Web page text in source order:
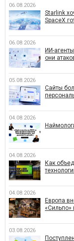
06.08.2026
Starlink
SpaceX
06.08.2026
ИИ-
они
05.08.2026
Сайты
04.08.2026
04.08.2026
Как
04.08.2026
Европа
«Сильпо»
03.08.2026